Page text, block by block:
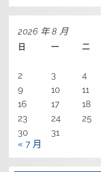
2026 年 8 月
日 一 二
2
3 4
9
10 11
16
17 18
23
24 25
30
31
« 7 月